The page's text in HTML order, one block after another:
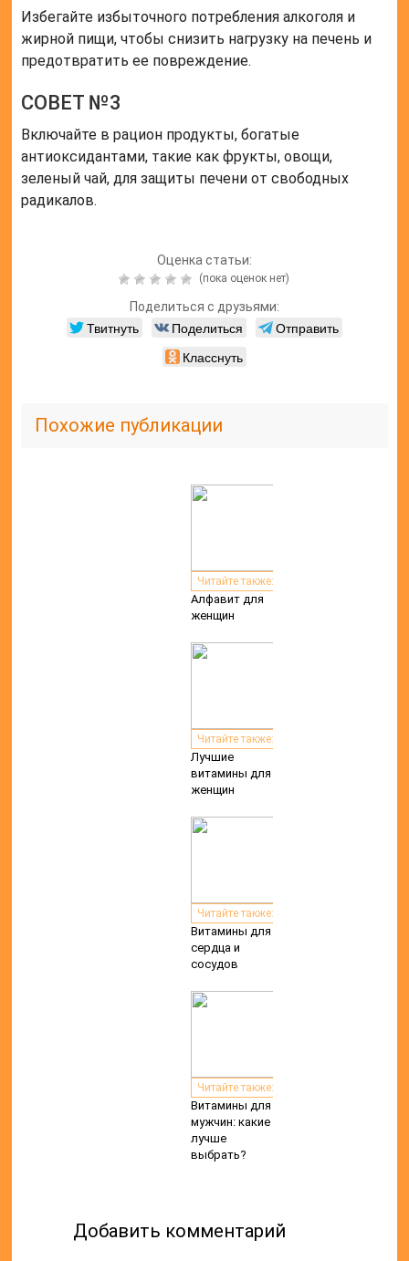
Избегайте избыточного потребления алкоголя и
жирной пищи, чтобы снизить нагрузку на печень и
предотвратить ее повреждение.
СОВЕТ №3
Включайте в рацион продукты, богатые
антиоксидантами, такие как фрукты, овощи,
зеленый чай, для защиты печени от свободных
радикалов.
Оценка статьи:
(пока оценок нет)
Поделиться с друзьями:
Твитнуть Поделиться
Отправить
Класснуть
Похожие публикации
Читайте также:
Алфавит для
женщин
Читайте также:
Лучшие
витамины для
женщин
Читайте также:
Витамины для
сердца и
сосудов
Читайте также:
Витамины для
мужчин: какие
лучше
выбрать?
Добавить комментарий